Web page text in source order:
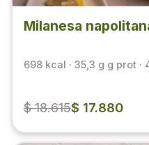
Milanesa
698 kcal · 35,3 g g prot ·
$ 18.615$ 17.880